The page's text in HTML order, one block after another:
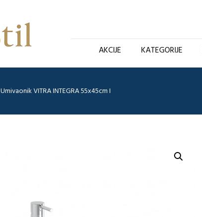
AKCIJE KATEGORIJE
Umivaonik VITRA INTEGRA 55x45cm I